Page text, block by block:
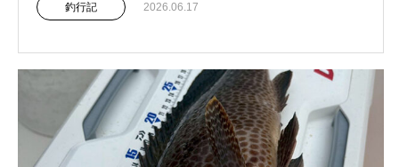
釣行記 2026.06.17